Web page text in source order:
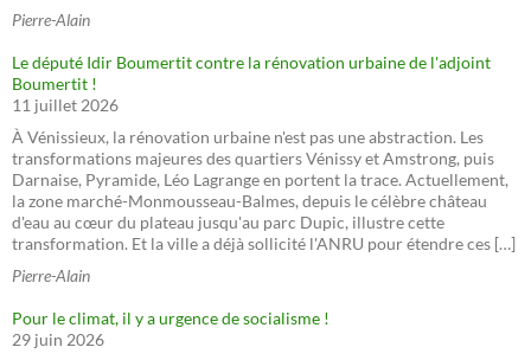
Pierre-Alain
Le député Idir Boumertit contre la rénovation urbaine de l'adjoint
Boumertit !
11 juillet 2026
À Vénissieux, la rénovation urbaine n'est pas une abstraction. Les
transformations majeures des quartiers Vénissy et Amstrong, puis
Darnaise, Pyramide, Léo Lagrange en portent la trace. Actuellement,
la zone marché-Monmousseau-Balmes, depuis le célèbre château
d'eau au cœur du plateau jusqu'au parc Dupic, illustre cette
transformation. Et la ville a déjà sollicité l'ANRU pour étendre ces […]
Pierre-Alain
Pour le climat, il y a urgence de socialisme !
29 juin 2026